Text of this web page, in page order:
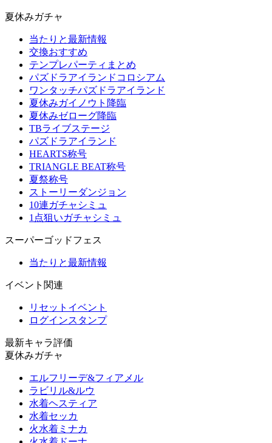
夏休みガチャ
当たりと最新情報
交換おすすめ
テンプレパーティまとめ
パズドラアイランドコロシアム
ワンタッチパズドラアイランド
夏休みガイノウト降臨
夏休みゼローグ降臨
TBライブステージ
パズドラアイランド
HEARTS称号
TRIANGLE BEAT称号
夏祭称号
ストーリーダンジョン
10連ガチャシミュ
1点狙いガチャシミュ
スーパーゴッドフェス
当たりと最新情報
イベント関連
リセットイベント
ログインスタンプ
最新キャラ評価
夏休みガチャ
エルフリーデ&フィアメル
ラビリル&ルウ
水着ヘスティア
水着セッカ
火水着ミナカ